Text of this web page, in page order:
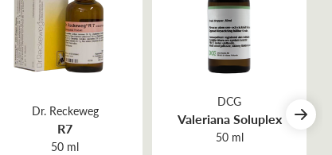
Dr. Reckeweg
R7
50 ml
DCG
Valeriana Soluplex
50 ml